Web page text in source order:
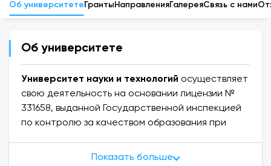
Об университете Гранты НаправленияГалереяСвязь с нами
Об университете
Университет науки и технологий осуществляет
свою деятельность на основании лицензии №
331658, выданной Государственной инспекцией
по контролю за качеством образования при
июля 2022 года.
Показать больше